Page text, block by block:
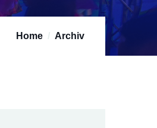
Home Archiv